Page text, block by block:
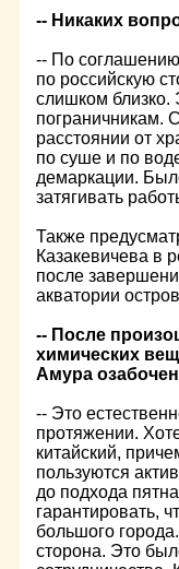
-- Никаких
-- По соглашению
по российскую
слишком близко.
пограничникам.
расстоянии от
по суше и по
демаркации.
затягивать
Также
Казакевичева в
после
акватории
-- После
химических
Амура
-- Это
протяжении.
китайский,
пользуются
до подхода
гарантировать,
большого
сторона. Это